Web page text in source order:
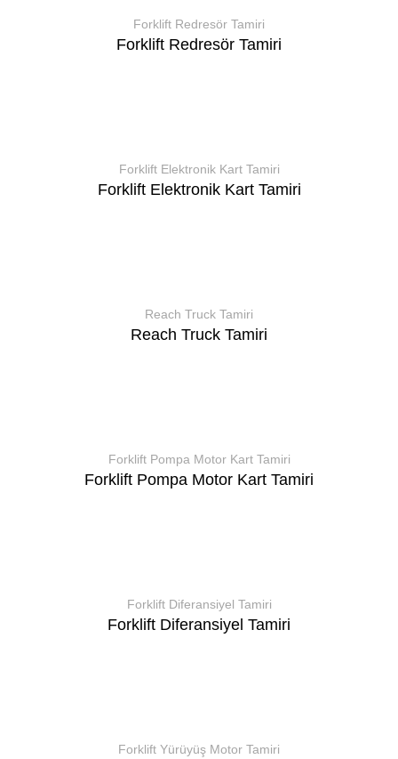
Forklift Redresör Tamiri
Forklift Redresör Tamiri
Forklift Elektronik Kart Tamiri
Forklift Elektronik Kart Tamiri
Reach Truck Tamiri
Reach Truck Tamiri
Forklift Pompa Motor Kart Tamiri
Forklift Pompa Motor Kart Tamiri
Forklift Diferansiyel Tamiri
Forklift Diferansiyel Tamiri
Forklift Yürüyüş Motor Tamiri